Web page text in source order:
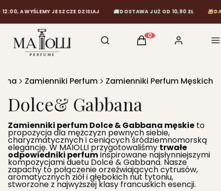
A WYŚLEMY JESZCZE DZISIAJ DOSTAWA JUŻ OD 10,90 ZŁ
Otwórz wyszukiwarkę
Szukaj Produkty w koszyku:
Koszyk Zaloguj się
Zamienniki Perfum Zamienniki Perfum Męskich
Dolce& Gabbana
Zamienniki perfum Dolce & Gabbana męskie to
propozycja dla mężczyzn pewnych siebie,
charyzmatycznych i ceniących śródziemnomorską
elegancję. W MAIOLLI przygotowaliśmy trwałe
odpowiedniki perfuminspirowane najsłynniejszymi
kompozycjami duetu Dolce & Gabbana. Nasze
zapachy to połączenie orzeźwiających cytrusów,
aromatycznych ziół i głębokich nut tytoniu,
stworzone z najwyższej klasy francuskich esencji.